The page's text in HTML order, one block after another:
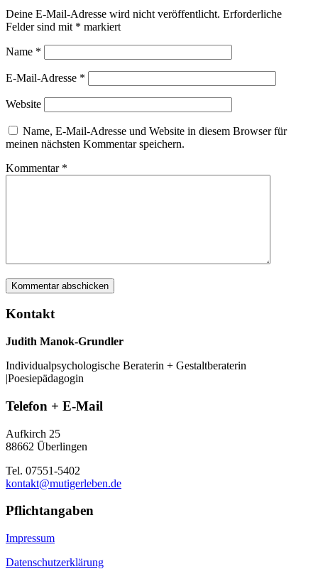
Deine E-Mail-Adresse wird nicht veröffentlicht. Erforderliche
Felder sind mit * markiert
Name *
E-Mail-Adresse *
Website
Name, E-Mail-Adresse und Website in diesem Browser für
meinen nächsten Kommentar speichern.
Kommentar *
Kontakt
Judith Manok-Grundler
Individualpsychologische Beraterin + Gestaltberaterin
|Poesiepädagogin
Telefon + E-Mail
Aufkirch 25
88662 Überlingen
Tel. 07551-5402
kontakt@mutigerleben.de
Pflichtangaben
Impressum
Datenschutzerklärung